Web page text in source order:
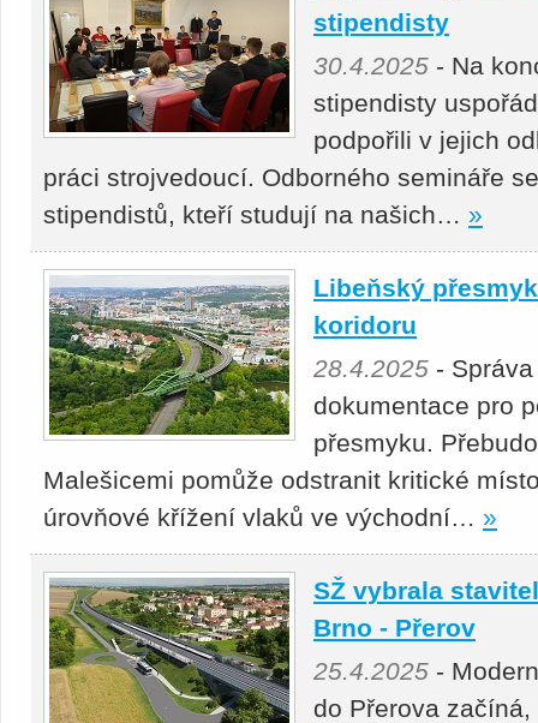
stipendisty
30.4.2025 - Na
stipendisty
podpořili v jejich
práci strojvedoucí. Odborného semináře
stipendistů, kteří studují na našich… »
Libeňský
koridoru
28.4.2025 -
dokumentace pro
přesmyku.
Malešicemi pomůže odstranit kritické
úrovňové křížení vlaků ve východní… »
SŽ vybrala
Brno - Přerov
25.4.2025 -
do Přerova